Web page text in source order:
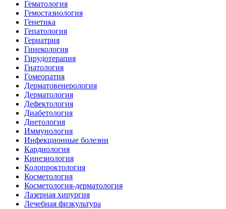
Гематология
Гемостазиология
Генетика
Гепатология
Гериатрия
Гинекология
Гирудотерапия
Гнатология
Гомеопатия
Дерматовенерология
Дерматология
Дефектология
Диабетология
Диетология
Иммунология
Инфекционные болезни
Кардиология
Кинезиология
Колопроктология
Косметология
Косметология-дерматология
Лазерная хирургия
Лечебная физкультура